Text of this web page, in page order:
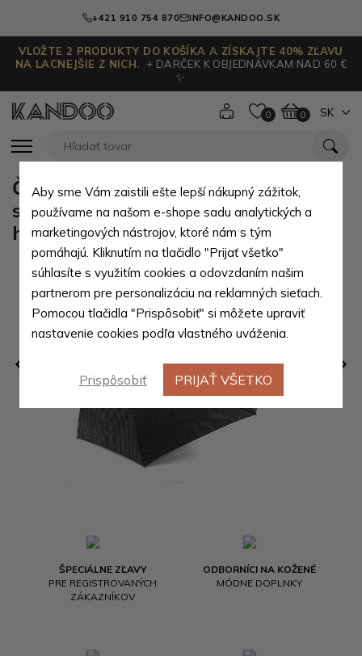
+421 910 754 870 INFO@KANDOO.SK
VLOŽTE 2 PRODUKTY DO KOŠÍKA A ZÍSKAJTE 40% ZĽAVU
NA LACNEJŠIE Z NICH.
+ DARČEK K OBJEDNÁVKAM NAD 60 €
✨
0 0 SK
ŠPECIÁLNE ZĽAVY
PRE REGISTROVANÝCH
ZÁKAZNÍKOV
ODBORNÍCI NA KOŽENÉ
MÓDNE DOPLNKY
Čiernošedý plne automatický
skladací pánsky dáždnik s
hviezdičkou Boone
Aby sme Vám zaistili ešte lepší nákupný zážitok,
používame na našom e-shope sadu analytických a
marketingových nástrojov, ktoré nám s tým
pomáhajú. Kliknutím na tlačidlo "Prijať všetko"
súhlasíte s využitím cookies a odovzdaním našim
partnerom pre personalizáciu na reklamných sieťach.
Pomocou tlačidla "Prispôsobiť" si môžete upraviť
nastavenie cookies podľa vlastného uváženia.
Prispôsobiť PRIJAŤ VŠETKO